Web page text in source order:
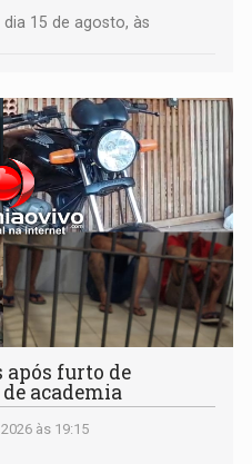
15 de agosto, às
após furto de
academia
às 19:15